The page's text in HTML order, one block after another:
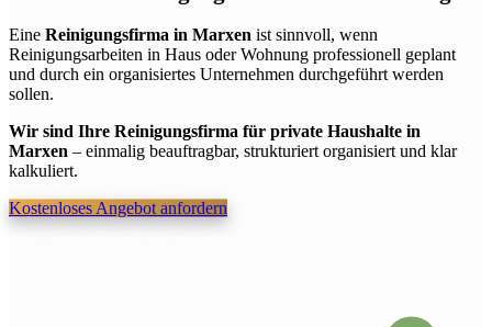
Eine Reinigungsfirma in Marxen ist sinnvoll, wenn
Reinigungsarbeiten in Haus oder Wohnung professionell geplant
und durch ein organisiertes Unternehmen durchgeführt werden
sollen.
Wir sind Ihre Reinigungsfirma für private Haushalte in
Marxen – einmalig beauftragbar, strukturiert organisiert und klar
kalkuliert.
Kostenloses Angebot anfordern